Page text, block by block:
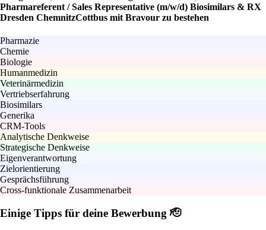
Pharmareferent / Sales Representative (m/w/d) Biosimilars & RX
Dresden ChemnitzCottbus mit Bravour zu bestehen
Pharmazie
Chemie
Biologie
Humanmedizin
Veterinärmedizin
Vertriebserfahrung
Biosimilars
Generika
CRM-Tools
Analytische Denkweise
Strategische Denkweise
Eigenverantwortung
Zielorientierung
Gesprächsführung
Cross-funktionale Zusammenarbeit
Einige Tipps für deine Bewerbung 🫡